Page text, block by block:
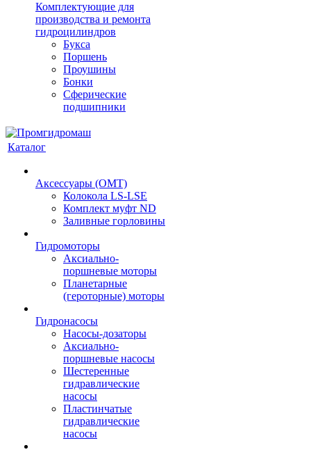
Комплектующие для
производства и ремонта
гидроцилиндров
Букса
Поршень
Проушины
Бонки
Сферические
подшипники
Каталог
Аксессуары (OMT)
Колокола LS-LSE
Комплект муфт ND
Заливные горловины
Гидромоторы
Аксиально-
поршневые моторы
Планетарные
(героторные) моторы
Гидронасосы
Насосы-дозаторы
Аксиально-
поршневые насосы
Шестеренные
гидравлические
насосы
Пластинчатые
гидравлические
насосы